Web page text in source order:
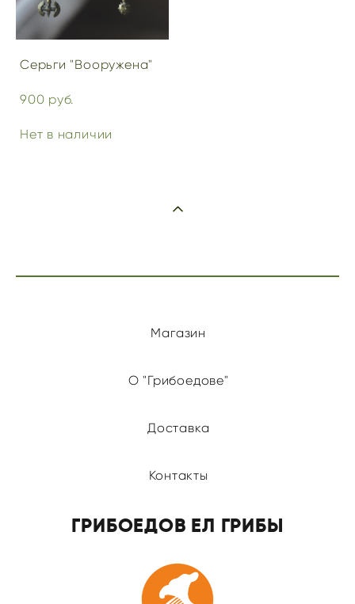
Серьги "Вооружена"
900 pуб.
Нет в наличии
Магазин
О "Грибоедове"
Доставка
Контакты
ГРИБОЕДОВ ЕЛ ГРИБЫ